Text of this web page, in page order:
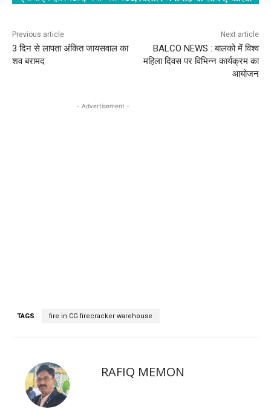
Previous article
3 दिन से लापता अंकित जायसवाल का
शव बरामद
Next article
BALCO NEWS : बालको में विश्व
महिला दिवस पर विभिन्न कार्यक्रम का
आयोजन
- Advertisement -
TAGS fire in CG firecracker warehouse
RAFIQ MEMON